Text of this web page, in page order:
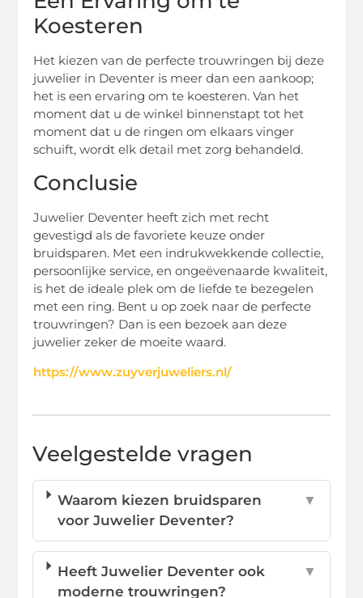
Koesteren
Het kiezen van de perfecte trouwringen bij deze
juwelier in Deventer is meer dan een aankoop;
het is een ervaring om te koesteren. Van het
moment dat u de winkel binnenstapt tot het
moment dat u de ringen om elkaars vinger
schuift, wordt elk detail met zorg behandeld.
Conclusie
Juwelier Deventer heeft zich met recht
gevestigd als de favoriete keuze onder
bruidsparen. Met een indrukwekkende collectie,
persoonlijke service, en ongeëvenaarde kwaliteit,
is het de ideale plek om de liefde te bezegelen
met een ring. Bent u op zoek naar de perfecte
trouwringen? Dan is een bezoek aan deze
juwelier zeker de moeite waard.
https://www.zuyverjuweliers.nl/
Veelgestelde vragen
Waarom kiezen bruidsparen
voor Juwelier Deventer?
▼
Heeft Juwelier Deventer ook
moderne trouwringen?
▼